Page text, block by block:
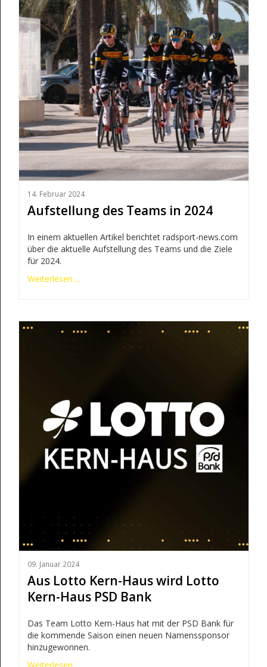
14. Februar 2024
Aufstellung des Teams in 2024
In einem aktuellen Artikel berichtet radsport-news.com
über die aktuelle Aufstellung des Teams und die Ziele
für 2024.
Weiterlesen ...
09. Januar 2024
Aus Lotto Kern-Haus wird Lotto
Kern-Haus PSD Bank
Das Team Lotto Kern-Haus hat mit der PSD Bank für
die kommende Saison einen neuen Namenssponsor
hinzugewonnen.